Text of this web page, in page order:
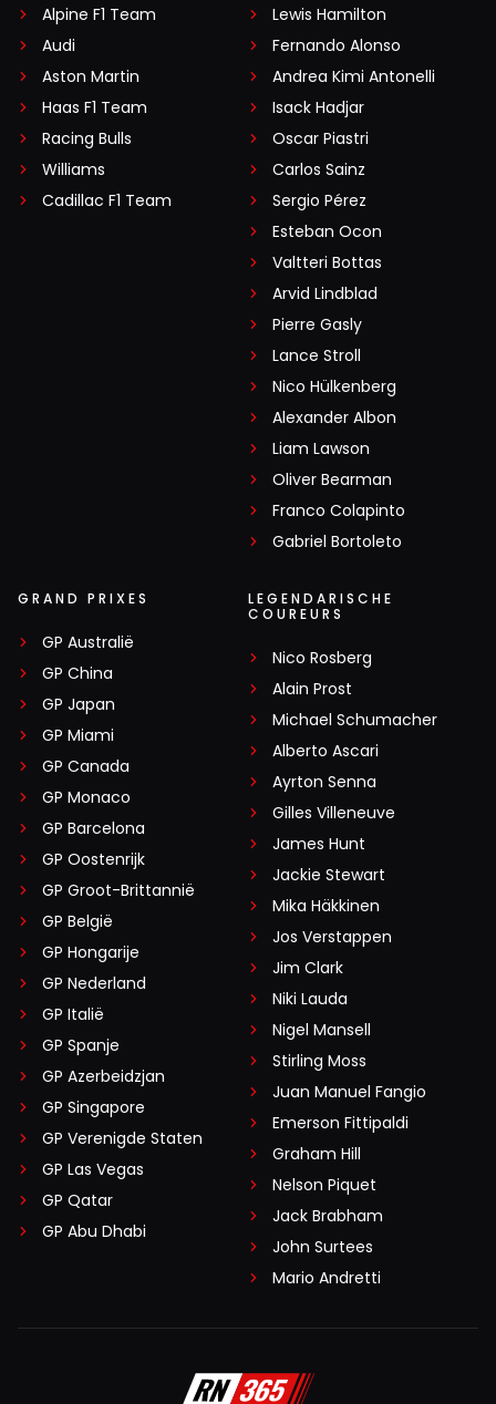
Alpine F1 Team
Audi
Aston Martin
Haas F1 Team
Racing Bulls
Williams
Cadillac F1 Team
Lewis Hamilton
Fernando Alonso
Andrea Kimi Antonelli
Isack Hadjar
Oscar Piastri
Carlos Sainz
Sergio Pérez
Esteban Ocon
Valtteri Bottas
Arvid Lindblad
Pierre Gasly
Lance Stroll
Nico Hülkenberg
Alexander Albon
Liam Lawson
Oliver Bearman
Franco Colapinto
Gabriel Bortoleto
GRAND PRIXES
GP Australië
GP China
GP Japan
GP Miami
GP Canada
GP Monaco
GP Barcelona
GP Oostenrijk
GP Groot-Brittannië
GP België
GP Hongarije
GP Nederland
GP Italië
GP Spanje
GP Azerbeidzjan
GP Singapore
GP Verenigde Staten
GP Las Vegas
GP Qatar
GP Abu Dhabi
LEGENDARISCHE
COUREURS
Nico Rosberg
Alain Prost
Michael Schumacher
Alberto Ascari
Ayrton Senna
Gilles Villeneuve
James Hunt
Jackie Stewart
Mika Häkkinen
Jos Verstappen
Jim Clark
Niki Lauda
Nigel Mansell
Stirling Moss
Juan Manuel Fangio
Emerson Fittipaldi
Graham Hill
Nelson Piquet
Jack Brabham
John Surtees
Mario Andretti